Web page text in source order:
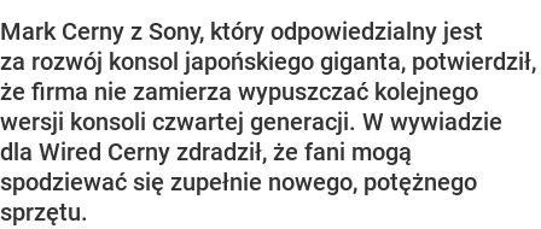
Mark Cerny z Sony, który odpowiedzialny jest
za rozwój konsol japońskiego giganta, potwierdził,
że firma nie zamierza wypuszczać kolejnego
wersji konsoli czwartej generacji. W wywiadzie
dla Wired Cerny zdradził, że fani mogą
spodziewać się zupełnie nowego, potężnego
sprzętu.